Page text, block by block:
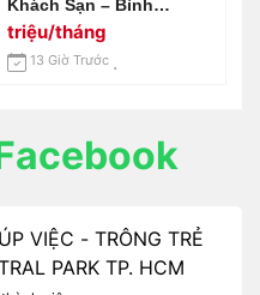
Khách Sạn – Bình
Chánh, Long An 📢 Gọi
Em 0966529171
triệu/tháng
13 Giờ Trước
VIỆC - TRÔNG TRẺ
PARK TP. HCM